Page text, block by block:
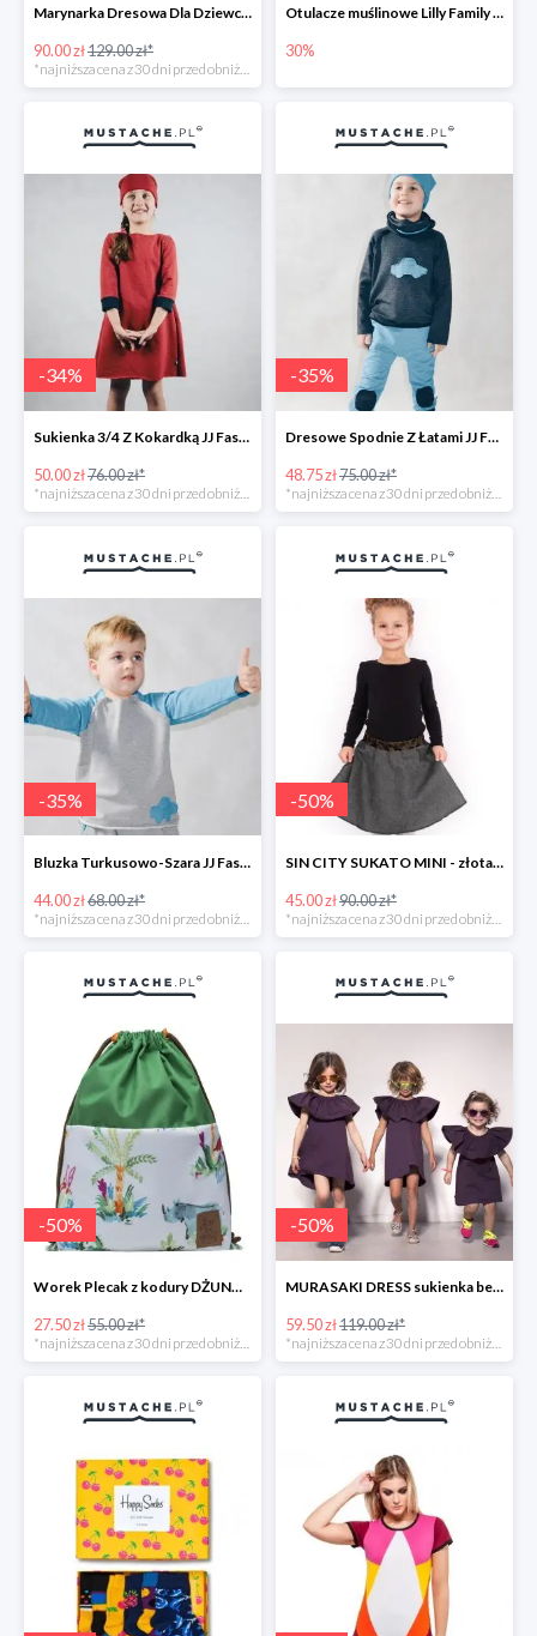
Marynarka Dresowa Dla Dziewczynki JJ Fashion -30%
90.00 zł129.00 zł*
Otulacze muślinowe Lilly Family -30%
30%
-34%
Sukienka 3/4 Z Kokardką JJ Fashion -34%
50.00 zł76.00 zł*
*najniższa cena z 30 dni przed obniżką
-35%
Dresowe Spodnie Z Łatami JJ Fashion -35%
48.75 zł75.00 zł*
*najniższa cena z 30 dni przed obniżką
-35%
Bluzka Turkusowo-Szara JJ Fashion -35%
44.00 zł68.00 zł*
-50%
SIN CITY SUKATO MINI - złota dwustronna spódnica -50%
45.00 zł90.00 zł*
-50%
Worek Plecak z kodury DŻUNGLA -50%
27.50 zł55.00 zł*
*najniższa cena z 30 dni przed obniżką
-50%
MURASAKI DRESS sukienka bez rękawów -50%
59.50 zł119.00 zł*
*najniższa cena z 30 dni przed obniżką